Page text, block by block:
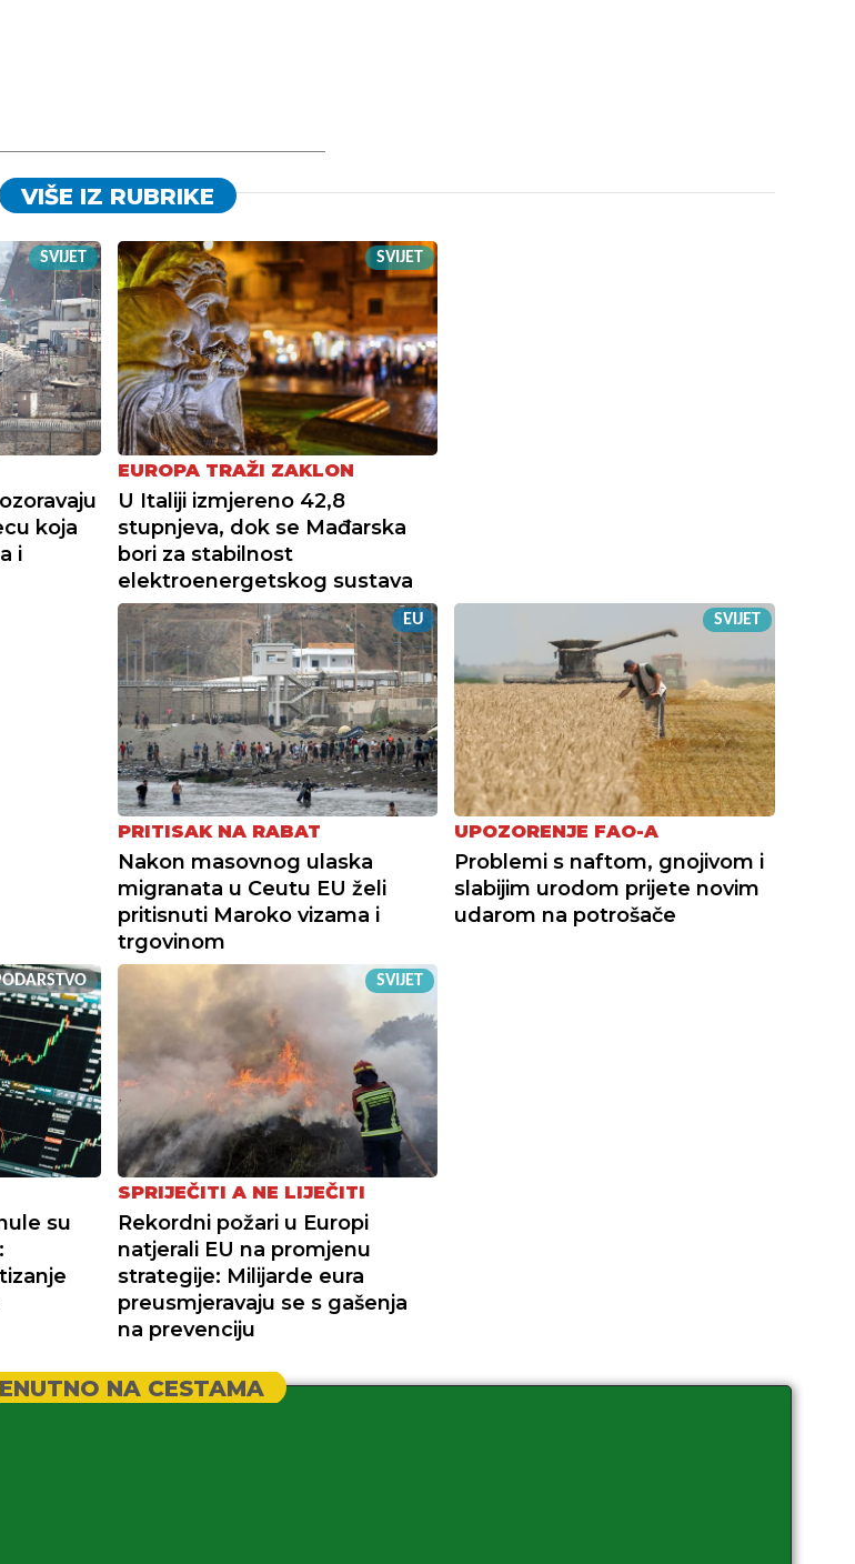
VIŠE IZ RUBRIKE
SVIJET
koja
i
SVIJET
EUROPA TRAŽI ZAKLON
U Italiji izmjereno 42,8
stupnjeva, dok se Mađarska
bori za stabilnost
elektroenergetskog sustava
EU
PRITISAK NA RABAT
Nakon masovnog ulaska
migranata u Ceutu EU želi
pritisnuti Maroko vizama i
trgovinom
SVIJET
UPOZORENJE FAO-A
Problemi s naftom, gnojivom i
slabijim urodom prijete novim
udarom na potrošače
su
SVIJET
SPRIJEČITI A NE LIJEČITI
Rekordni požari u Europi
natjerali EU na promjenu
strategije: Milijarde eura
preusmjeravaju se s gašenja
na prevenciju
NA CESTAMA